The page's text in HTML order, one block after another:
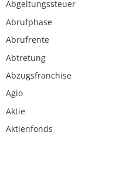
Abgeltungssteuer
Abrufphase
Abrufrente
Abtretung
Abzugsfranchise
Agio
Aktie
Aktienfonds